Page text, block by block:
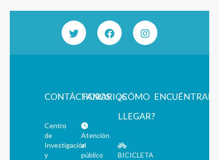
CONTÁCTANOS
Centro
de
Investigación
y
HORARIOS
Atención
al
público
¿CÓMO
LLEGAR?
BICICLETA